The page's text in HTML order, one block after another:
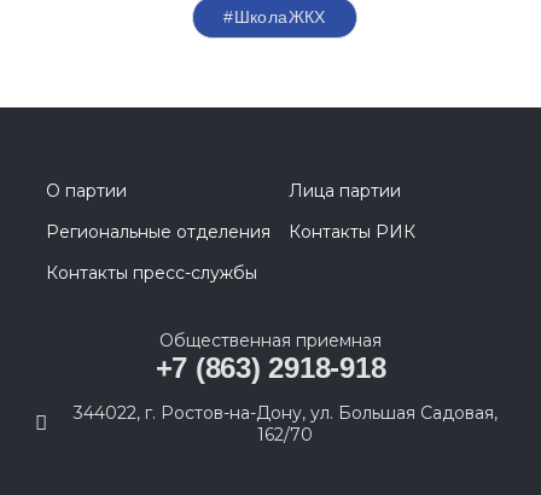
#ШколаЖКХ
О партии
Лица партии
Региональные отделения
Контакты РИК
Контакты пресс-службы
Общественная приемная
+7 (863) 2918-918
344022, г. Ростов-на-Дону, ул. Большая Садовая,
162/70